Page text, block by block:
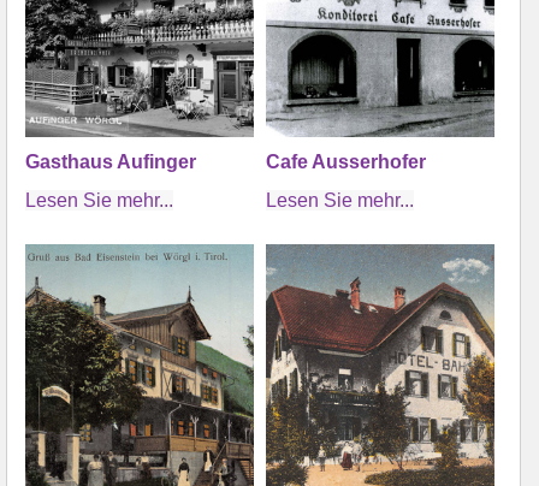
Gasthaus Aufinger
Lesen Sie mehr...
Cafe Ausserhofer
Lesen Sie mehr...